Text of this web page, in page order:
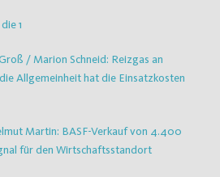
1
/ Marion Schneid: Reizgas an
Allgemeinheit hat die Einsatzkosten
Martin: BASF-Verkauf von 4.400
für den Wirtschaftsstandort